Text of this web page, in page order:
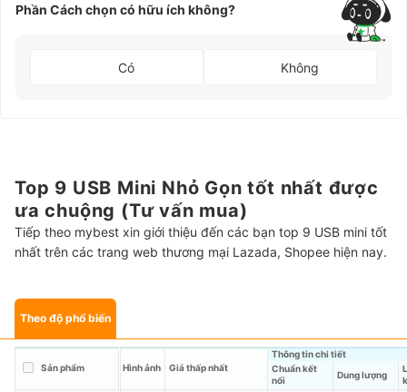
Phần Cách chọn có hữu ích không?
Có Không
Top 9 USB Mini Nhỏ Gọn tốt nhất được
ưa chuộng (Tư vấn mua)
Tiếp theo mybest xin giới thiệu đến các bạn top 9 USB mini tốt
nhất trên các trang web thương mại Lazada, Shopee hiện nay.
Theo độ phổ biến
Sản phẩm Hình ảnh Giá thấp nhất
Thông tin chi tiết
Chuẩn kết
nối
Dung lượng